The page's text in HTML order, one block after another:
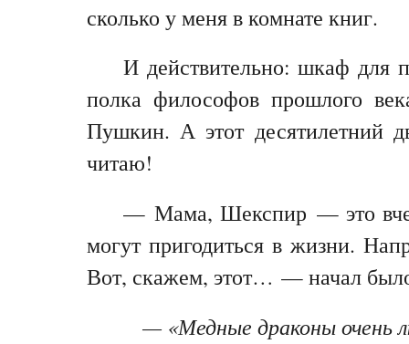
сколько у меня в комнате книг.
И действительно: шкаф для
полка философов прошлого
Пушкин. А этот десятилетний
читаю!
— Мама, Шекспир — это
могут пригодиться в жизни.
Вот, скажем, этот… — начал
— «Медные драконы очень